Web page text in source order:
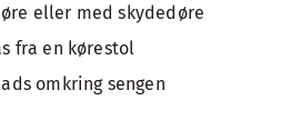
eller med skydedøre
fra en kørestol
omkring sengen